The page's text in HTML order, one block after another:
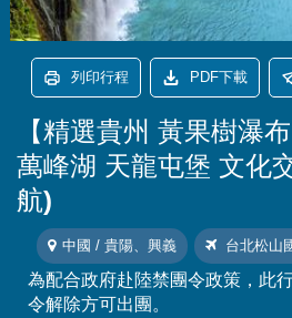
列印行程 PDF下載
【精選貴州 黃果樹瀑
萬峰湖 天龍屯堡 文化
航)
中國 / 貴陽、興義 台北松山
為配合政府赴陸禁團令政策，此
令解除方可出團。